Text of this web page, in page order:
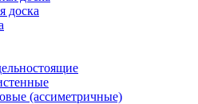
доска
(ассиметричные)